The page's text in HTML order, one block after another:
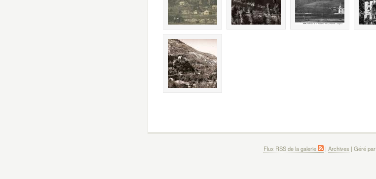
Flux RSS de la galerie | Archives | Géré par